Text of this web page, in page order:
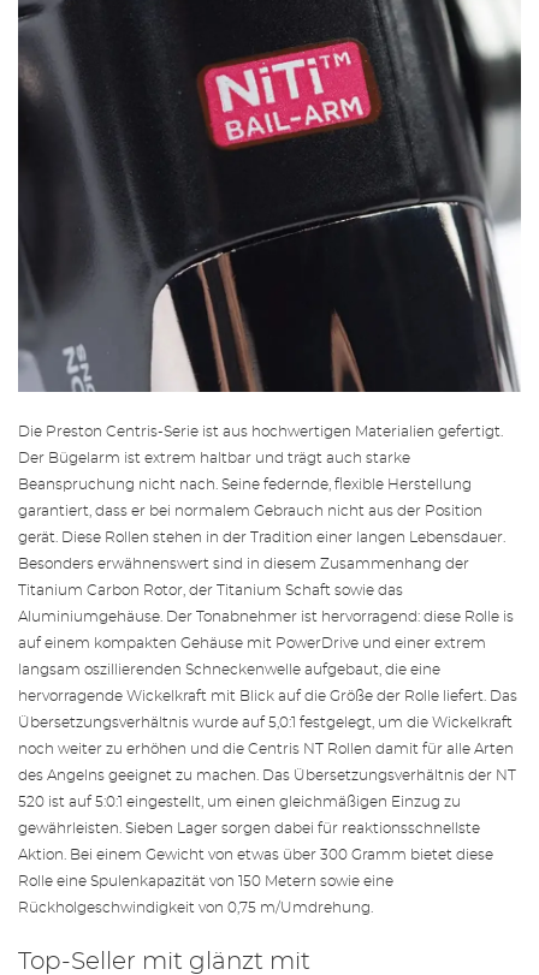
Die Preston Centris-Serie ist aus hochwertigen Materialien gefertigt.
Der Bügelarm ist extrem haltbar und trägt auch starke
Beanspruchung nicht nach. Seine federnde, flexible Herstellung
garantiert, dass er bei normalem Gebrauch nicht aus der Position
gerät. Diese Rollen stehen in der Tradition einer langen Lebensdauer.
Besonders erwähnenswert sind in diesem Zusammenhang der
Titanium Carbon Rotor, der Titanium Schaft sowie das
Aluminiumgehäuse. Der Tonabnehmer ist hervorragend: diese Rolle is
auf einem kompakten Gehäuse mit PowerDrive und einer extrem
langsam oszillierenden Schneckenwelle aufgebaut, die eine
hervorragende Wickelkraft mit Blick auf die Größe der Rolle liefert. Das
Übersetzungsverhältnis wurde auf 5,0:1 festgelegt, um die Wickelkraft
noch weiter zu erhöhen und die Centris NT Rollen damit für alle Arten
des Angelns geeignet zu machen. Das Übersetzungsverhältnis der NT
520 ist auf 5:0:1 eingestellt, um einen gleichmäßigen Einzug zu
gewährleisten. Sieben Lager sorgen dabei für reaktionsschnellste
Aktion. Bei einem Gewicht von etwas über 300 Gramm bietet diese
Rolle eine Spulenkapazität von 150 Metern sowie eine
Rückholgeschwindigkeit von 0,75 m/Umdrehung.
Top-Seller mit glänzt mit